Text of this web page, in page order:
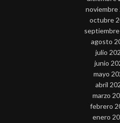
noviembre
octubre
agosto
julio
junio
mayo
abril
marzo
febrero
enero